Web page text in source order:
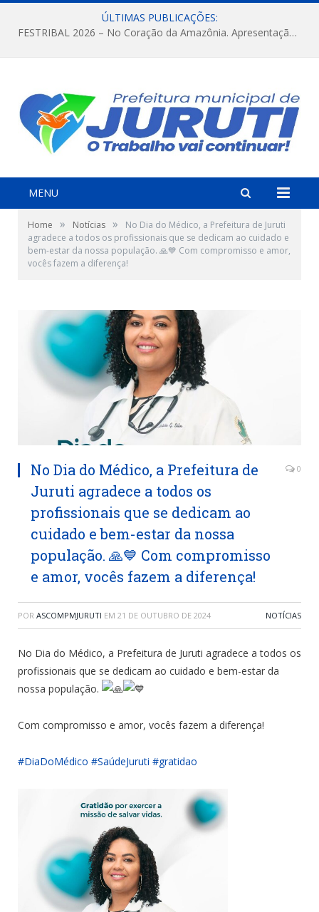
ÚLTIMAS PUBLICAÇÕES:
FESTRIBAL 2026 – No Coração da Amazônia. Apresentação da Munduruku.
MENU
Home » Notícias »
No Dia do Médico, a Prefeitura de Juruti
agradece a todos os profissionais que se dedicam ao cuidado e
bem-estar da nossa população. 🙏💙 Com compromisso e amor,
vocês fazem a diferença!
No Dia do Médico, a Prefeitura de
Juruti agradece a todos os
profissionais que se dedicam ao
cuidado e bem-estar da nossa
população. 🙏💙 Com compromisso
e amor, vocês fazem a diferença!
0
POR ASCOMPMJURUTI EM 21 DE OUTUBRO DE 2024 NOTÍCIAS
No Dia do Médico, a Prefeitura de Juruti agradece a todos os
profissionais que se dedicam ao cuidado e bem-estar da
nossa população.
Com compromisso e amor, vocês fazem a diferença!
#DiaDoMédico #SaúdeJuruti #gratidao